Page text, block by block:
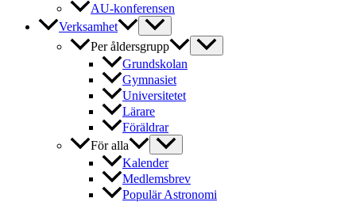
AU-konferensen
Verksamhet
Per åldersgrupp
Grundskolan
Gymnasiet
Universitetet
Lärare
Föräldrar
För alla
Kalender
Medlemsbrev
Populär Astronomi